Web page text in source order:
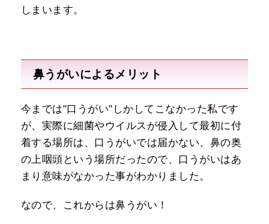
しまいます。
鼻うがいによるメリット
今までは"口うがい"しかしてこなかった私です
が、実際に細菌やウイルスが侵入して最初に付
着する場所は、口うがいでは届かない、鼻の奥
の上咽頭という場所だったので、口うがいはあ
まり意味がなかった事がわかりました。
なので、これからは鼻うがい！